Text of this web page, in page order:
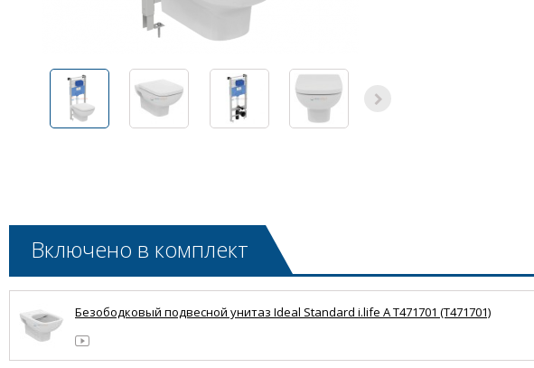
Включено в комплект
Безободковый подвесной унитаз Ideal Standard i.life A T471701 (T471701)